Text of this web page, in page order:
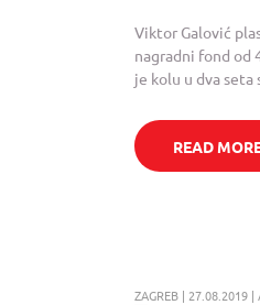
Viktor Galović
nagradni fond od
je kolu u dva seta
READ
ZAGREB | 27.08.2019 |